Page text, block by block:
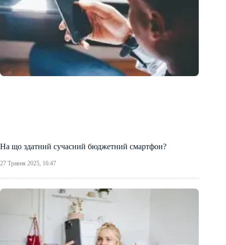
На що здатний сучасний бюджетний смартфон?
27 Травня 2025, 16:47